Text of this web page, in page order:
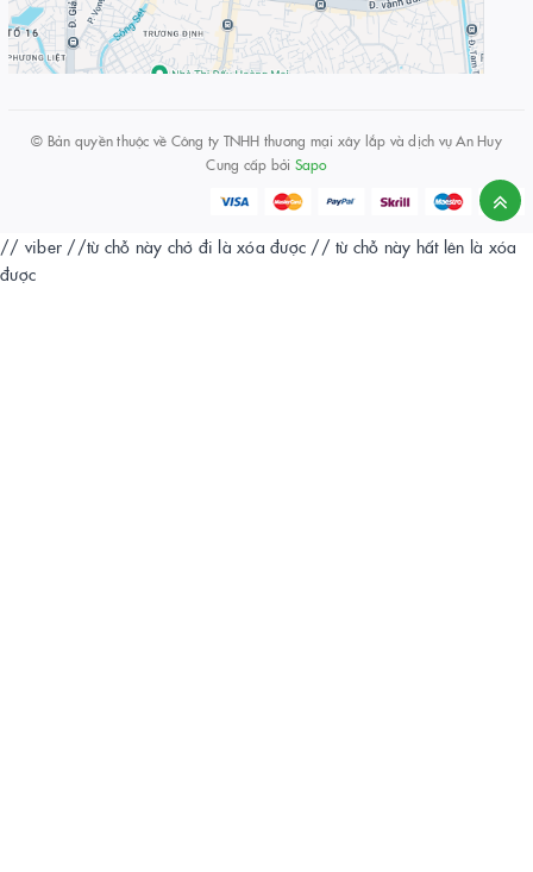
© Bản quyền thuộc về Công ty TNHH thương mại xây lắp và dịch vụ An Huy
Cung cấp bởi Sapo
// viber //từ chỗ này chở đi là xóa được // từ chỗ này hất lên là xóa
được